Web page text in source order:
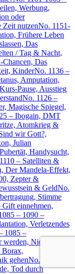
Werbung,
oder
Zeit nutzenNo. 1151-
Frühere Leben
Das
/ Tag & Nacht,
Das
KinderNo. 1136 –
Amputation,
Pause, Ausstieg
No. 1126 –
Magische Spiegel,
– Ibogain, DMT
Atomkrieg &
wir Gott?,
Julian
Handysucht,
– Satelliten &
Der Mandela-Effekt,
Zepter &
& GeldNo.
Stimme
einnehmen,
– 1090 –
Verletzendes
1085 –
Nicht
Borax,
gehenNo. 1071 –
Tod durch